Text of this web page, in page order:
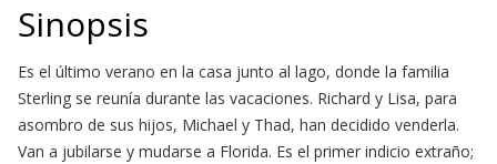
Sinopsis
Es el último verano en la casa junto al lago, donde la familia
Sterling se reunía durante las vacaciones. Richard y Lisa, para
asombro de sus hijos, Michael y Thad, han decidido venderla.
Van a jubilarse y mudarse a Florida. Es el primer indicio extraño;